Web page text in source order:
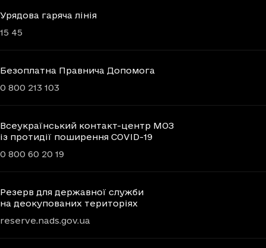
Урядова гаряча лінія
15 45
Безоплатна Правнича Допомога
0 800 213 103
Всеукраїнський контакт-центр МОЗ
із протидії поширення COVID-19
0 800 60 20 19
Резерв для державної служби
на деокупованих територіях
reserve.nads.gov.ua